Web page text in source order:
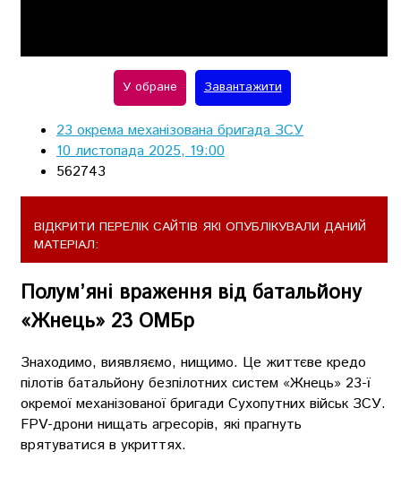
Video
У обране Завантажити
23 окрема механізована бригада ЗСУ
10 листопада 2025, 19:00
562743
ВІДКРИТИ ПЕРЕЛІК САЙТІВ ЯКІ ОПУБЛІКУВАЛИ ДАНИЙ
МАТЕРІАЛ:
Полум’яні враження від батальйону
«Жнець» 23 ОМБр
Знаходимо, виявляємо, нищимо. Це життєве кредо
пілотів батальйону безпілотних систем «Жнець» 23-ї
окремої механізованої бригади Сухопутних військ ЗСУ.
FPV-дрони нищать агресорів, які прагнуть
врятуватися в укриттях.